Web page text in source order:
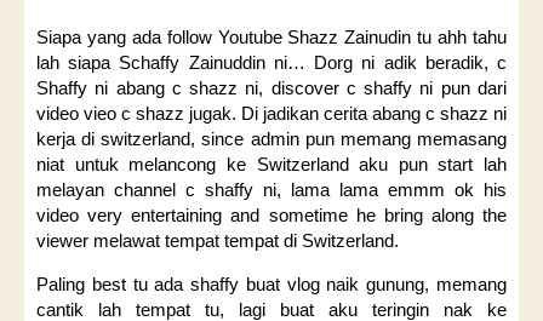
Siapa yang ada follow Youtube Shazz Zainudin tu ahh tahu
lah siapa Schaffy Zainuddin ni… Dorg ni adik beradik, c
Shaffy ni abang c shazz ni, discover c shaffy ni pun dari
video vieo c shazz jugak. Di jadikan cerita abang c shazz ni
kerja di switzerland, since admin pun memang memasang
niat untuk melancong ke Switzerland aku pun start lah
melayan channel c shaffy ni, lama lama emmm ok his
video very entertaining and sometime he bring along the
viewer melawat tempat tempat di Switzerland.
Paling best tu ada shaffy buat vlog naik gunung, memang
cantik lah tempat tu, lagi buat aku teringin nak ke